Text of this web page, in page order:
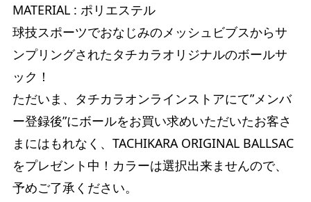
MATERIAL : ポリエステル
球技スポーツでおなじみのメッシュビブスからサ
ンプリングされたタチカラオリジナルのボールサ
ック！
ただいま、タチカラオンラインストアにて”メンバ
ー登録後”にボールをお買い求めいただいたお客さ
まにはもれなく、TACHIKARA ORIGINAL BALLSAC
をプレゼント中！カラーは選択出来ませんので、
予めご了承ください。